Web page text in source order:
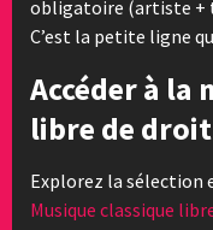
obligatoire (artiste +
C’est la petite ligne
Accéder à la
libre de droit
Explorez la sélection
Musique classique